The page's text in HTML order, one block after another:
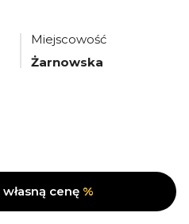
Miejscowość
Żarnowska
własną cenę %